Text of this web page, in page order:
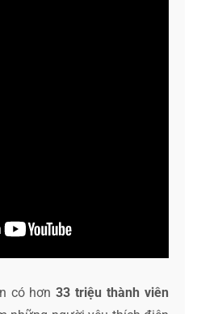
có hơn33 triệu thành viên